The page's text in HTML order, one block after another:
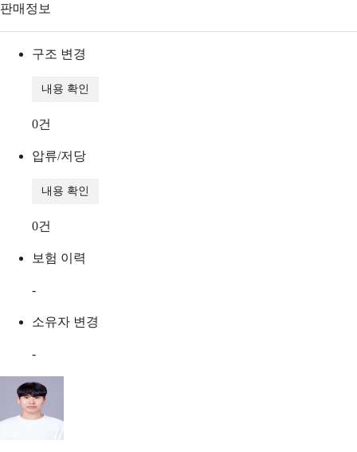
판매정보
구조 변경
내용 확인
0건
압류/저당
내용 확인
0건
보험 이력
-
소유자 변경
-